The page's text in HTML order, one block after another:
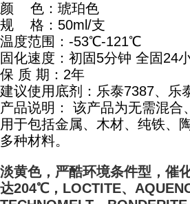
颜 色：琥珀色
规 格：50ml/
温度范围：-53℃-121℃
固化速度：初固5分钟 全固24
保 质 期：2年
建议使用底剂：乐泰7387、乐
产品说明： 该产品为无需混合
用于包括金属、木材、纯铁、
多种材料。
淡黄色，严酷环境条件型，催
达204℃，LOCTITE、